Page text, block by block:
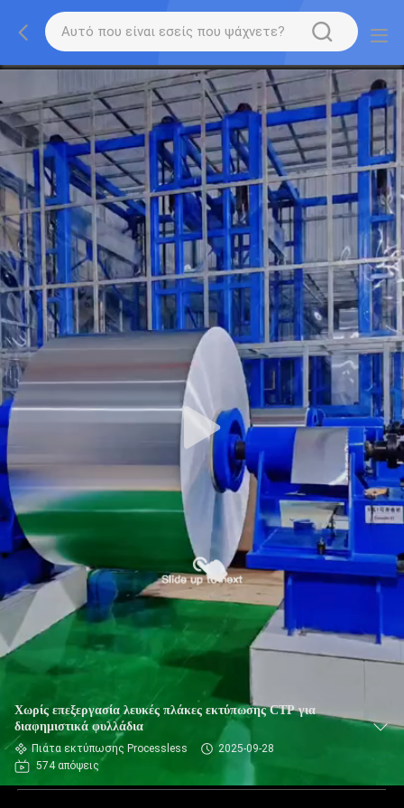
Χωρίς επεξεργασία λευκές πλάκες εκτύπωσης CTP για
διαφημιστικά φυλλάδια
Πιάτα εκτύπωσης Processless
2025-09-28
574 απόψεις